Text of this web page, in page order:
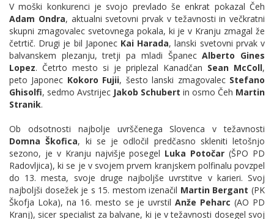
V moški konkurenci je svojo prevlado še enkrat pokazal Čeh
Adam Ondra, aktualni svetovni prvak v težavnosti in večkratni
skupni zmagovalec svetovnega pokala, ki je v Kranju zmagal že
četrtič. Drugi je bil Japonec Kai Harada, lanski svetovni prvak v
balvanskem plezanju, tretji pa mladi ŠpanecAlberto Gines
Lopez. Četrto mesto si je priplezal Kanadčan Sean McColl,
peto Japonec Kokoro Fujii, šesto lanski zmagovalec Stefano
Ghisolfi, sedmo Avstrijec Jakob Schubert in osmo Čeh Martin
Stranik.
Ob odsotnosti najbolje uvrščenega Slovenca v težavnosti
Domna Škofica, ki se je odločil predčasno skleniti letošnjo
sezono, je v Kranju najvišje posegel Luka Potočar(ŠPO PD
Radovljica), ki se je v svojem prvem kranjskem polfinalu povzpel
do 13. mesta, svoje druge najboljše uvrstitve v karieri. Svoj
najboljši dosežek je s 15. mestom izenačil Martin Bergant (PK
Škofja Loka), na 16. mesto se je uvrstilAnže Peharc (AO PD
Kranj), sicer specialist za balvane, ki je v težavnosti dosegel svoj